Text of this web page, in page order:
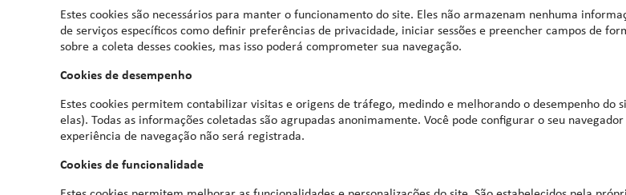
Estes cookies são necessários para manter o funcionamento do site. Eles não armazenam nenhuma
de serviços específicos como definir preferências de privacidade, iniciar sessões e preencher campos de
sobre a coleta desses cookies, mas isso poderá comprometer sua navegação.
Cookies de desempenho
Estes cookies permitem contabilizar visitas e origens de tráfego, medindo e melhorando o desempenho do
elas). Todas as informações coletadas são agrupadas anonimamente. Você pode configurar o seu
experiência de navegação não será registrada.
Cookies de funcionalidade